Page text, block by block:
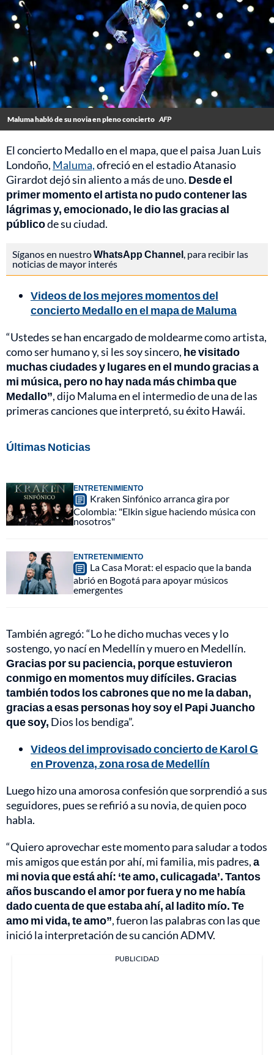
Maluma habló de su novia en pleno concierto AFP
El concierto Medallo en el mapa, que el paisa Juan Luis
Londoño, Maluma,ofreció en el estadio Atanasio
Girardot dejó sin aliento a más de uno. Desde el
primer momento el artista no pudo contener las
lágrimas y, emocionado, le dio las gracias al
públicode su ciudad.
Síganos en nuestroWhatsApp Channel, para recibir las
noticias de mayor interés
Videos de los mejores momentos del
concierto Medallo en el mapa de Maluma
“Ustedes se han encargado de moldearme como artista,
como ser humano y, si les soy sincero, he visitado
muchas ciudades y lugares en el mundo gracias a
mi música, pero no hay nada más chimba que
Medallo”, dijo Maluma en el intermedio de una de las
primeras canciones que interpretó, su éxito Hawái.
Últimas Noticias
ENTRETENIMIENTO
Kraken Sinfónico arranca gira por
Colombia: "Elkin sigue haciendo música con
nosotros"
ENTRETENIMIENTO
La Casa Morat: el espacio que la banda
abrió en Bogotá para apoyar músicos
emergentes
También agregó: “Lo he dicho muchas veces y lo
sostengo, yo nací en Medellín y muero en Medellín.
Gracias por su paciencia, porque estuvieron
conmigo en momentos muy difíciles. Gracias
también todos los cabrones que no me la daban,
gracias a esas personas hoy soy el Papi Juancho
que soy, Dios los bendiga”.
Videos del improvisado concierto de Karol G
en Provenza, zona rosa de Medellín
Luego hizo una amorosa confesión que sorprendió a sus
seguidores, pues se refirió a su novia, de quien poco
habla.
“Quiero aprovechar este momento para saludar a todos
mis amigos que están por ahí, mi familia, mis padres,a
mi novia que está ahí: ‘te amo, culicagada’. Tantos
años buscando el amor por fuera y no me había
dado cuenta de que estaba ahí, al ladito mío. Te
amo mi vida, te amo”, fueron las palabras con las que
inició la interpretación de su canción ADMV.
PUBLICIDAD